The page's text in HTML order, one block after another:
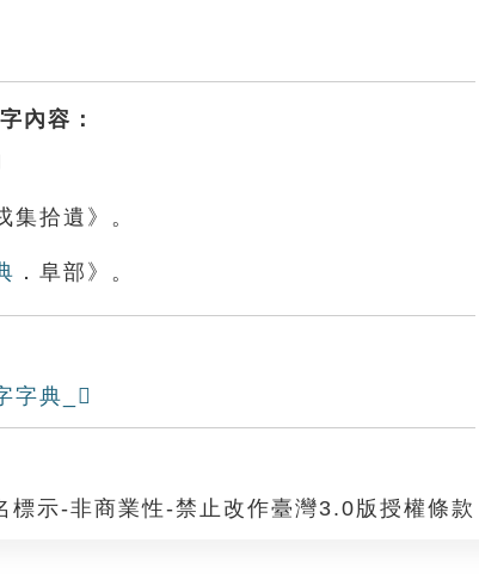
內容：
集拾遺》。
．阜部》。
字典_𨻑
標示-非商業性-禁止改作臺灣3.0版授權條款